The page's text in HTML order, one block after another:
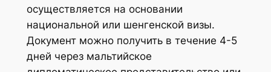
осуществляется на основании
национальной или шенгенской визы.
Документ можно получить в течение 4-5
дней через мальтийское